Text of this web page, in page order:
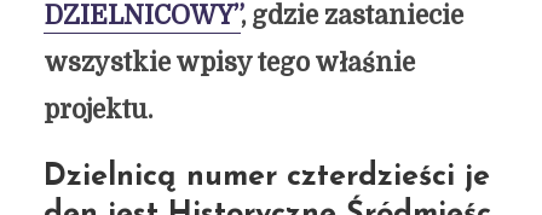
DZIELNICOWY”, gdzie zastaniecie
wszystkie wpisy tego właśnie
projektu.
Dzielnicą numer czterdzieści je